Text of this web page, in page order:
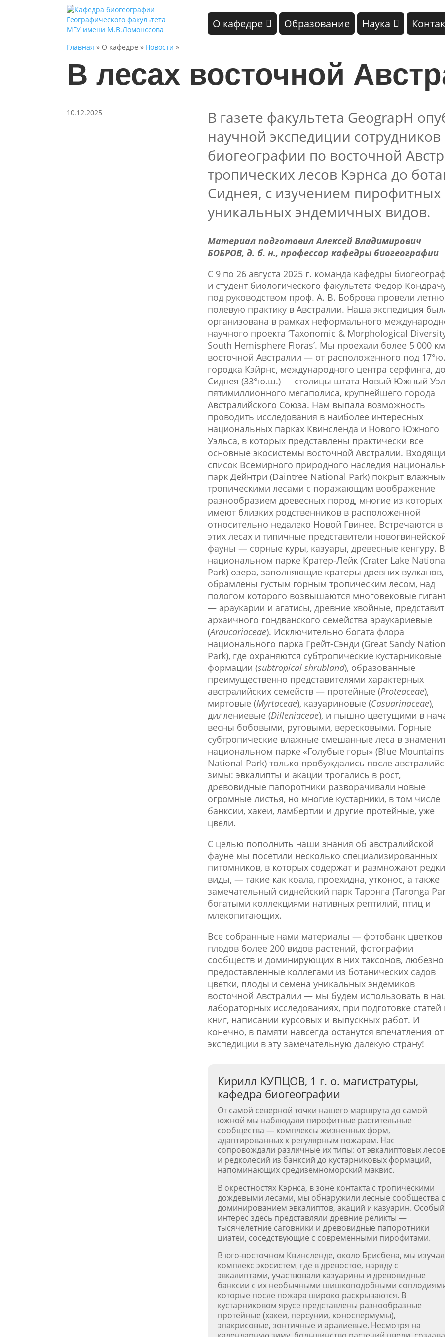
О кафедре Образование Наука
Главная » О кафедре » Новости »
В лесах восточной
10.12.2025
В газете факультета GeograpH
научной экспедиции
биогеографии по восточной
тропических лесов Кэрнса до
Сиднея, с изучением пирофитных
уникальных эндемичных видов.
Материал подготовил Алексей Владимирович
БОБРОВ, д. б. н., профессор кафедры биогеографии
С 9 по 26 августа 2025 г. команда кафедры
и студент биологического факультета Федор
под руководством проф. А. В. Боброва провели
полевую практику в Австралии. Наша экспедиция
организована в рамках неформального
научного проекта ‘Taxonomic & Morphological
South Hemisphere Floras’. Мы проехали более 5 000
восточной Австралии — от расположенного под
городка Кэйрнс, международного центра серфинга, до
Сиднея (33°ю.ш.) — столицы штата Новый Южный
пятимиллионного мегаполиса, крупнейшего города
Австралийского Союза. Нам выпала возможность
проводить исследования в наиболее интересных
национальных парках Квинсленда и Нового Южного
Уэльса, в которых представлены практически все
основные экосистемы восточной Австралии.
список Всемирного природного наследия
парк Дейнтри (Daintree National Park) покрыт
тропическими лесами с поражающим воображение
разнообразием древесных пород, многие из которых
имеют близких родственников в расположенной
относительно недалеко Новой Гвинее. Встречаются в
этих лесах и типичные представители
фауны — сорные куры, казуары, древесные кенгуру. В
национальном парке Кратер-Лейк (Crater Lake
Park) озера, заполняющие кратеры древних вулканов,
обрамлены густым горным тропическим лесом, над
пологом которого возвышаются многовековые
— араукарии и агатисы, древние хвойные,
архаичного гондванского семейства араукариевые
(Araucariaceae). Исключительно богата флора
национального парка Грейт-Сэнди (Great Sandy
Park), где охраняются субтропические кустарниковые
формации (subtropical shrubland), образованные
преимущественно представителями характерных
австралийских семейств — протейные (Proteaceae),
миртовые (Myrtaceae), казуариновые (Casuarinaceae),
диллениевые (Dilleniaceae), и пышно цветущими в
весны бобовыми, рутовыми, вересковыми. Горные
субтропические влажные смешанные леса в
национальном парке «Голубые горы» (Blue Mountains
National Park) только пробуждались после
зимы: эвкалипты и акации трогались в рост,
древовидные папоротники разворачивали новые
огромные листья, но многие кустарники, в том числе
банксии, хакеи, ламбертии и другие протейные, уже
цвели.
С целью пополнить наши знания об австралийской
фауне мы посетили несколько специализированных
питомников, в которых содержат и размножают
виды, — такие как коала, проехидна, утконос, а также
замечательный сиднейский парк Таронга (Taronga
богатыми коллекциями нативных рептилий, птиц и
млекопитающих.
Все собранные нами материалы — фотобанк цветков
плодов более 200 видов растений, фотографии
сообществ и доминирующих в них таксонов, любезно
предоставленные коллегами из ботанических садов
цветки, плоды и семена уникальных эндемиков
восточной Австралии — мы будем использовать в
лабораторных исследованиях, при подготовке статей
книг, написании курсовых и выпускных работ. И
конечно, в памяти навсегда останутся впечатления от
экспедиции в эту замечательную далекую страну!
Кирилл КУПЦОВ, 1 г. о. магистратуры,
кафедра биогеографии
От самой северной точки нашего маршрута до самой
южной мы наблюдали пирофитные растительные
сообщества — комплексы жизненных форм,
адаптированных к регулярным пожарам. Нас
сопровождали различные их типы: от эвкалиптовых лесов
и редколесий из банксий до кустарниковых формаций,
напоминающих средиземноморский маквис.
В окрестностях Кэрнса, в зоне контакта с тропическими
дождевыми лесами, мы обнаружили лесные сообщества с
доминированием эвкалиптов, акаций и казуарин. Особый
интерес здесь представляли древние реликты —
тысячелетние саговники и древовидные папоротники
циатеи, соседствующие с современными пирофитами.
В юго-восточном Квинсленде, около Брисбена, мы
комплекс экосистем, где в древостое, наряду с
эвкалиптами, участвовали казуарины и древовидные
банксии с их необычными шишкоподобными
которые после пожара широко раскрываются. В
кустарниковом ярусе представлены разнообразные
протейные (хакеи, персунии, коноспермумы),
эпакрисовые, зонтичные и аралиевые. Несмотря на
календарную зиму, большинство растений цвели,